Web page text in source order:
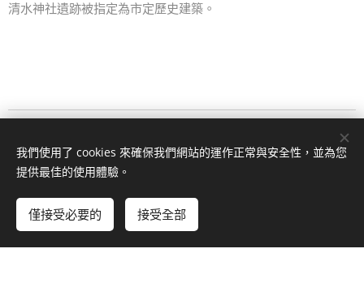
清水神社遺跡被指定為市定歷史建築。
臺中市牛罵頭文化協進會/拍瀑拉文化基地 ； 電話｜04-26222596
信箱｜gomach436@gmail.com ； 地址｜臺中市清水區鰲海路59
版權所有 2020
由Webnode提供技術支援
免費建立您的網站！
我們使用了 cookies 來確保我們網站的運作正常與安全性，並為您
提供最佳的使用體驗。
僅接受必要的 接受全部